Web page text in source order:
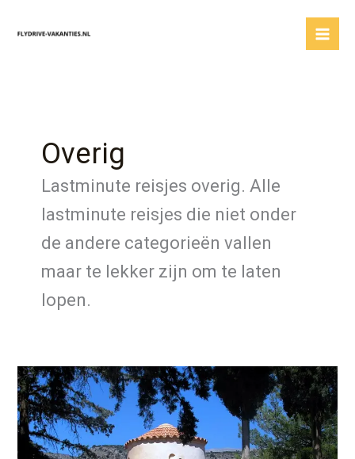
naar
Overig
Lastminute reisjes overig. Alle
lastminute reisjes die niet onder
de andere categorieën vallen
maar te lekker zijn om te laten
lopen.
Fly
drive
vakantie
naar
Kreta